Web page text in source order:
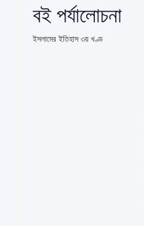
বই পর্যালোচনা
ইসলামের ইতিহাস ৩য় খণ্ড